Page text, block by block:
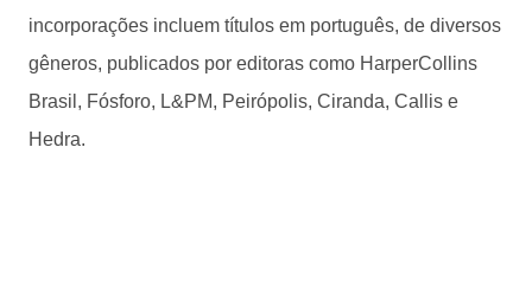
incorporações incluem títulos em português, de diversos
gêneros, publicados por editoras como HarperCollins
Brasil, Fósforo, L&PM, Peirópolis, Ciranda, Callis e
Hedra.